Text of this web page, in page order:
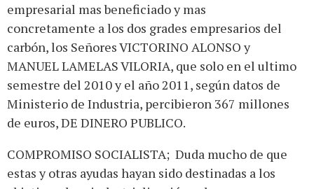
empresarial mas beneficiado y mas
concretamente a los dos grades empresarios del
carbón, los Señores VICTORINO ALONSO y
MANUEL LAMELAS VILORIA, que solo en el ultimo
semestre del 2010 y el año 2011, según datos de
Ministerio de Industria, percibieron 367 millones
de euros, DE DINERO PUBLICO.
COMPROMISO SOCIALISTA; Duda mucho de que
estas y otras ayudas hayan sido destinadas a los